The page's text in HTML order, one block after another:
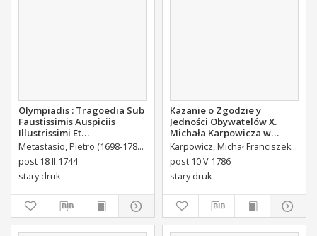
Olympiadis : Tragoedia Sub
Faustissimis Auspiciis
Illustrissimi Et
Eccellentissimi Comitis De
Brühl Liberi Baronis de
Forste & de Pfoerthen [...]
Metastasio, Pietro (1698-1782) Portalupi, Antoni Maria (1713-1791) Tł.
post 18 II 1744
stary druk
Kazanie o Zgodzie y
Jedności Obywatelów X.
Michała Karpowicza w
Uroczystosc Imienin [...]
Stanisława Augusta Krola
Miane [...].
Karpowicz, Michał Franciszek (1744-1803)
post 10 V 1786
stary druk